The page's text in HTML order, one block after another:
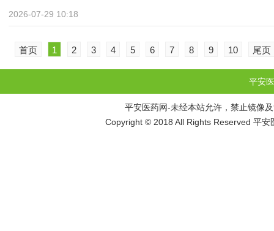
2026-07-29 10:18
首页 1 2 3 4 5 6 7 8 9 10 尾页
平安
平安医药网-未经本站允许，禁止镜像
Copyright © 2018 All Rights Reserved 平